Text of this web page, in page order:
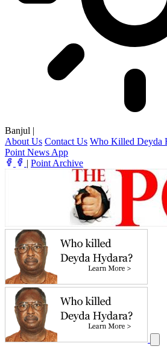
Banjul |
About Us Contact Us Who Killed Deyda
Point News App
| Point Archive